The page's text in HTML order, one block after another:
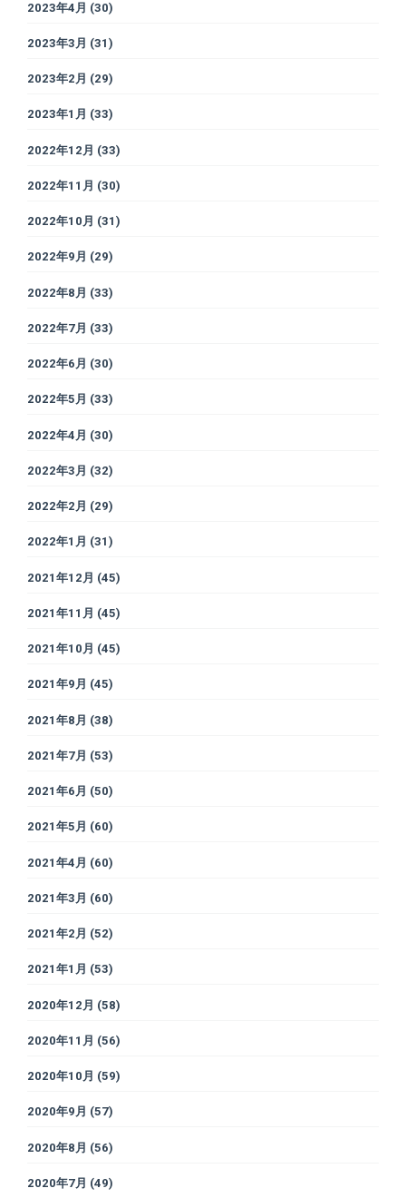
2023年4月 (30)
2023年3月 (31)
2023年2月 (29)
2023年1月 (33)
2022年12月 (33)
2022年11月 (30)
2022年10月 (31)
2022年9月 (29)
2022年8月 (33)
2022年7月 (33)
2022年6月 (30)
2022年5月 (33)
2022年4月 (30)
2022年3月 (32)
2022年2月 (29)
2022年1月 (31)
2021年12月 (45)
2021年11月 (45)
2021年10月 (45)
2021年9月 (45)
2021年8月 (38)
2021年7月 (53)
2021年6月 (50)
2021年5月 (60)
2021年4月 (60)
2021年3月 (60)
2021年2月 (52)
2021年1月 (53)
2020年12月 (58)
2020年11月 (56)
2020年10月 (59)
2020年9月 (57)
2020年8月 (56)
2020年7月 (49)